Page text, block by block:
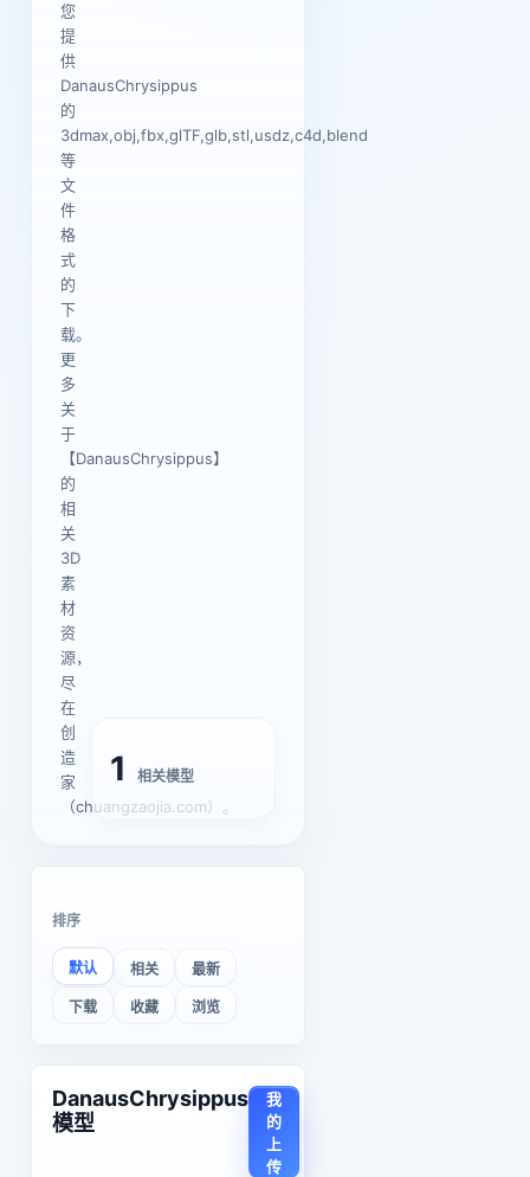
您
提
供
DanausChrysippus
的
3dmax,obj,fbx,glTF,glb,stl,usdz,c4d,blend
等
文
件
格
式
的
下
载。
更
多
关
于
【DanausChrysippus】
的
相
关
3D
素
材
资
源，
尽
在
创
造
家
（chuangzaojia.com）。
1 相关模型
排序
默认 相关 最新
下载 收藏 浏览
DanausChrysippus
模型
我
的
上
传